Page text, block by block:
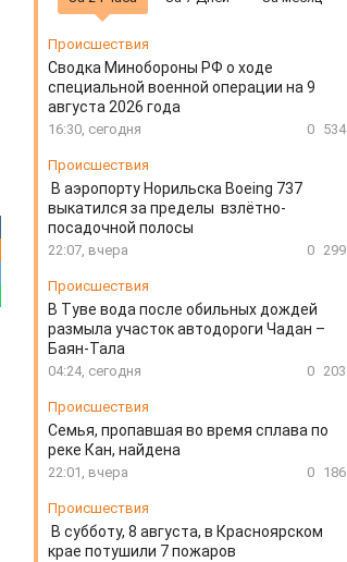
Происшествия
Сводка Минобороны РФ о ходе
специальной военной операции на 9
августа 2026 года
16:30, сегодня 0 534
Происшествия
В аэропорту Норильска Boeing 737
выкатился за пределы взлётно-
посадочной полосы
22:07, вчера 0 299
Происшествия
В Туве вода после обильных дождей
размыла участок автодороги Чадан –
Баян-Тала
04:24, сегодня 0 203
Происшествия
Семья, пропавшая во время сплава по
реке Кан, найдена
22:01, вчера 0 186
Происшествия
В субботу, 8 августа, в Красноярском
крае потушили 7 пожаров